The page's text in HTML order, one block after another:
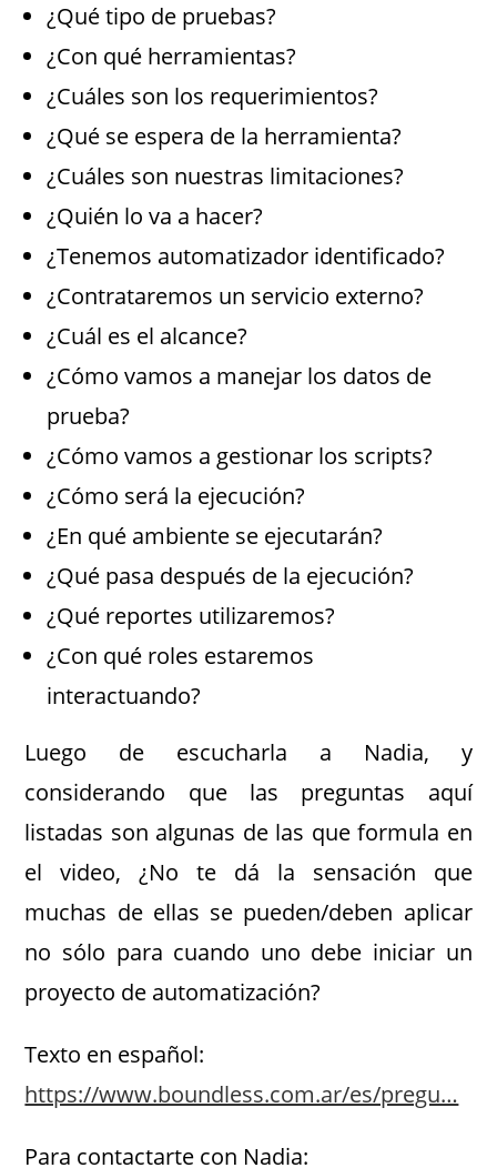
¿Qué tipo de pruebas?
¿Con qué herramientas?
¿Cuáles son los requerimientos?
¿Qué se espera de la herramienta?
¿Cuáles son nuestras limitaciones?
¿Quién lo va a hacer?
¿Tenemos automatizador identificado?
¿Contrataremos un servicio externo?
¿Cuál es el alcance?
¿Cómo vamos a manejar los datos de
prueba?
¿Cómo vamos a gestionar los scripts?
¿Cómo será la ejecución?
¿En qué ambiente se ejecutarán?
¿Qué pasa después de la ejecución?
¿Qué reportes utilizaremos?
¿Con qué roles estaremos
interactuando?
Luego de escucharla a Nadia, y
considerando que las preguntas aquí
listadas son algunas de las que formula en
el video, ¿No te dá la sensación que
muchas de ellas se pueden/deben aplicar
no sólo para cuando uno debe iniciar un
proyecto de automatización?
Texto en español:
https://www.boundless.com.ar/es/pregu…
Para contactarte con Nadia: